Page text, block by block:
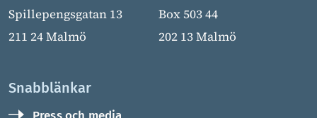
Spillepengsgatan 13
211 24 Malmö
Box 503 44
202 13 Malmö
Snabblänkar